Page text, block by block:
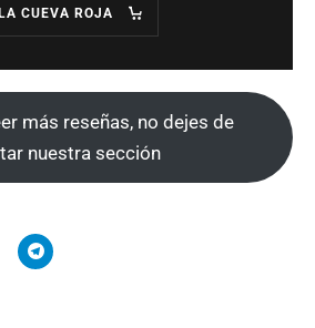
CUEVA ROJA
más reseñas, no dejes de
nuestra sección